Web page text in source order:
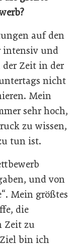
auf den
intensiv und
Zeit in der
nicht
Mein
sehr hoch,
zu wissen,
tun ist.
und von
Mein größtes
die
Zeit zu
bin ich